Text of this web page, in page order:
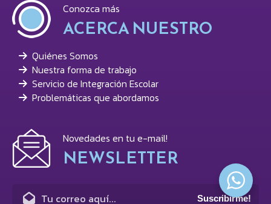
Conozca más
ACERCA NUESTRO
Quiénes Somos
Nuestra forma de trabajo
Servicio de Integración Escolar
Problemáticas que abordamos
Novedades en tu e-mail!
NEWSLETTER
Suscribirme!